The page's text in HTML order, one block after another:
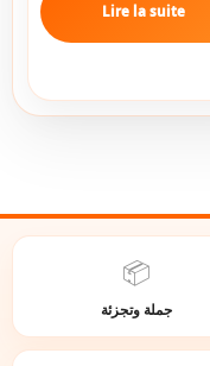
Lire la suite
📦
جملة وتجزئة